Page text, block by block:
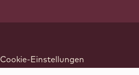
Cookie-Einstellungen